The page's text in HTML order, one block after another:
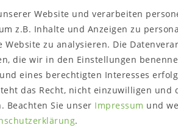
Maße: ca.
Breite 46 cm
Höhe 52 cm (mit Aufhängung)
Höhe 54 cm (mit
Höhe 64 cm (mit Füßen)
Höhe 72 cm (mit Gestell)
Höhe 57 cm (mit Rollen)
Website und verarbeiten
z.B. Inhalte und Anzeigen zu
zu analysieren. Die
die wir in den Einstellungen
eines berechtigten Interesses
das Recht, nicht einzuwilligen und
Beachten Sie unser Impressum und
.